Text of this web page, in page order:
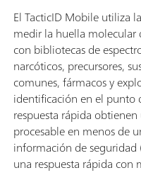
El TacticID Mobile utiliza
medir la huella molecular
con bibliotecas de
narcóticos, precursores,
comunes, fármacos y
identificación en el punto
respuesta rápida
procesable en menos de
información de seguridad
una respuesta rápida con